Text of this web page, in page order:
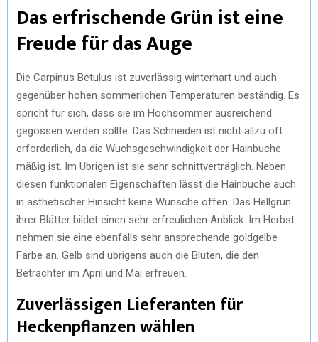
Das erfrischende Grün ist eine
Freude für das Auge
Die Carpinus Betulus ist zuverlässig winterhart und auch
gegenüber hohen sommerlichen Temperaturen beständig. Es
spricht für sich, dass sie im Hochsommer ausreichend
gegossen werden sollte. Das Schneiden ist nicht allzu oft
erforderlich, da die Wuchsgeschwindigkeit der Hainbuche
mäßig ist. Im Übrigen ist sie sehr schnittverträglich. Neben
diesen funktionalen Eigenschaften lässt die Hainbuche auch
in ästhetischer Hinsicht keine Wünsche offen. Das Hellgrün
ihrer Blätter bildet einen sehr erfreulichen Anblick. Im Herbst
nehmen sie eine ebenfalls sehr ansprechende goldgelbe
Farbe an. Gelb sind übrigens auch die Blüten, die den
Betrachter im April und Mai erfreuen.
Zuverlässigen Lieferanten für
Heckenpflanzen wählen